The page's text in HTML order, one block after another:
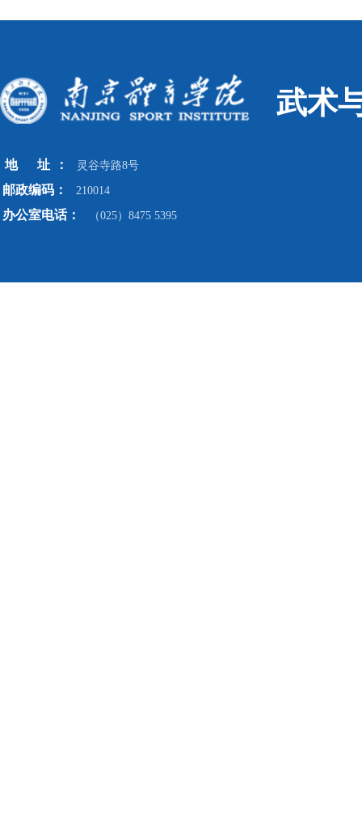
武术
地 址 ： 灵谷寺路8号
邮政编码： 210014
办公室电话： （025）8475 5395